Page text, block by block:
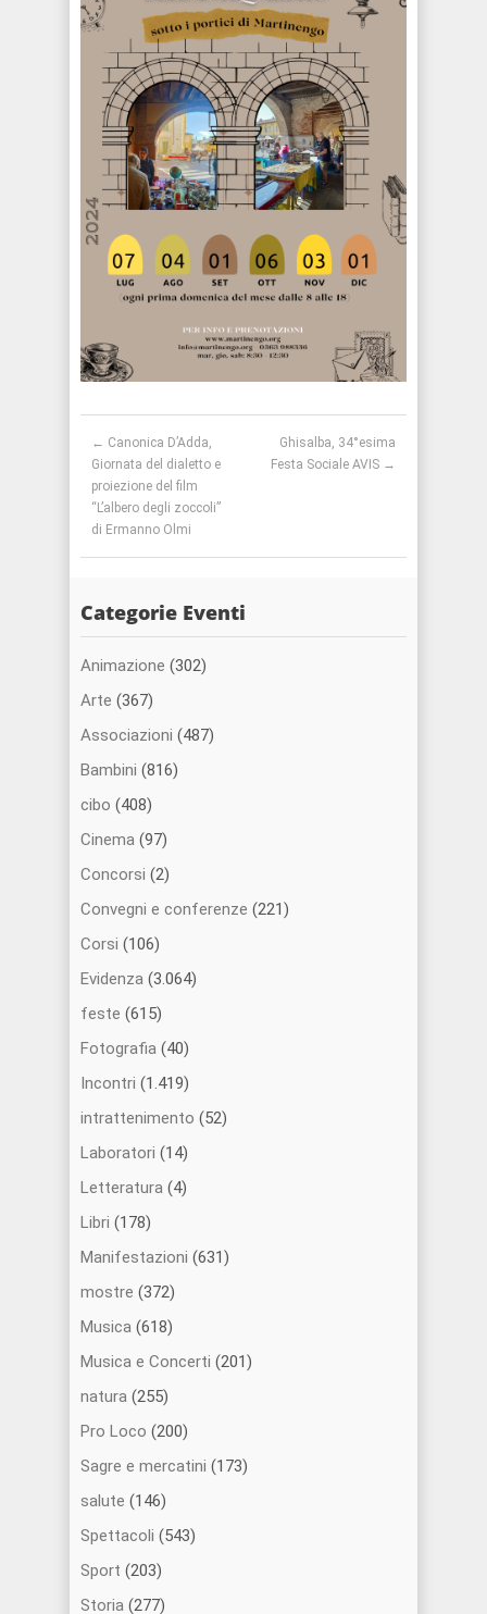
← Canonica D’Adda,
Giornata del dialetto e
proiezione del film
“L’albero degli zoccoli”
di Ermanno Olmi
Ghisalba, 34°esima
Festa Sociale AVIS →
Categorie Eventi
Animazione (302)
Arte (367)
Associazioni (487)
Bambini (816)
cibo (408)
Cinema (97)
Concorsi (2)
Convegni e conferenze (221)
Corsi (106)
Evidenza (3.064)
feste (615)
Fotografia (40)
Incontri (1.419)
intrattenimento (52)
Laboratori (14)
Letteratura (4)
Libri (178)
Manifestazioni (631)
mostre (372)
Musica (618)
Musica e Concerti (201)
natura (255)
Pro Loco (200)
Sagre e mercatini (173)
salute (146)
Spettacoli (543)
Sport (203)
Storia (277)